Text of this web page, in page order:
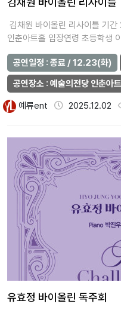
김채원 바이올린 리사이틀 기
인춘아트홀 입장연령 초등학생
공연일정 : 종료 / 12.23(화)
공연장소 : 예술의전당 인춘아
예류ent 2025.12.02
유효정 바이올린 독주회